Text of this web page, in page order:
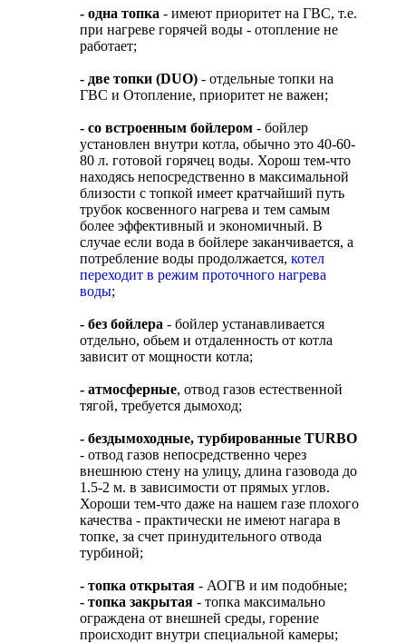
- одна топка - имеют приоритет на ГВС, т.е.
при нагреве горячей воды - отопление не
работает;
- две топки (DUO) - отдельные топки на
ГВС и Отопление, приоритет не важен;
- со встроенным бойлером - бойлер
установлен внутри котла, обычно это 40-60-
80 л. готовой горячец воды. Хорош тем-что
находясь непосредственно в максимальной
близости с топкой имеет кратчайший путь
трубок косвенного нагрева и тем самым
более эффективный и экономичный. В
случае если вода в бойлере заканчивается, а
потребление воды продолжается, котел
переходит в режим проточного нагрева
воды;
- без бойлера - бойлер устанавливается
отдельно, обьем и отдаленность от котла
зависит от мощности котла;
- атмосферные, отвод газов естественной
тягой, требуется дымоход;
- бездымоходные, турбированные TURBO
- отвод газов непосредственно через
внешнюю стену на улицу, длина газовода до
1.5-2 м. в зависимости от прямых углов.
Хороши тем-что даже на нашем газе плохого
качества - практически не имеют нагара в
топке, за счет принудительного отвода
турбиной;
- топка открытая - АОГВ и им подобные;
- топка закрытая - топка максимально
ограждена от внешней среды, горение
происходит внутри специальной камеры;